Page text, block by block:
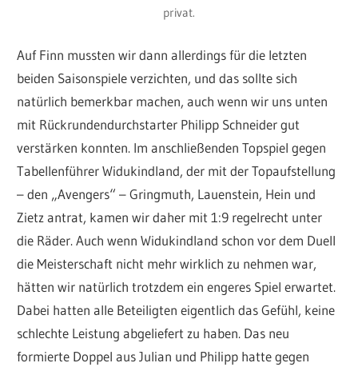
privat.
Auf Finn mussten wir dann allerdings für die letzten
beiden Saisonspiele verzichten, und das sollte sich
natürlich bemerkbar machen, auch wenn wir uns unten
mit Rückrundendurchstarter Philipp Schneider gut
verstärken konnten. Im anschließenden Topspiel gegen
Tabellenführer Widukindland, der mit der Topaufstellung
– den „Avengers“ – Gringmuth, Lauenstein, Hein und
Zietz antrat, kamen wir daher mit 1:9 regelrecht unter
die Räder. Auch wenn Widukindland schon vor dem Duell
die Meisterschaft nicht mehr wirklich zu nehmen war,
hätten wir natürlich trotzdem ein engeres Spiel erwartet.
Dabei hatten alle Beteiligten eigentlich das Gefühl, keine
schlechte Leistung abgeliefert zu haben. Das neu
formierte Doppel aus Julian und Philipp hatte gegen